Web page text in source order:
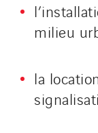
milieu
la